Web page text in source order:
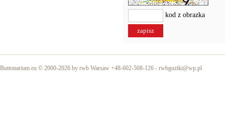
kod z obrazka
Buttonarium.eu © 2000-2026 by rwb Warsaw +48-602-508-126 - rwbguziki@wp.pl